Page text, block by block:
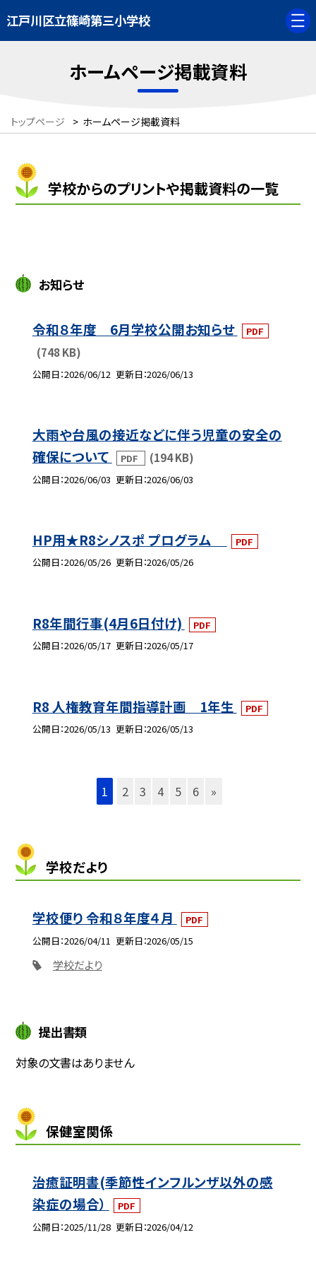
江戸川区立篠崎第三小学校
ホームページ掲載資料
トップページ > ホームページ掲載資料
学校からのプリントや掲載資料の一覧
お知らせ
令和８年度 6月学校公開お知らせ PDF
(748 KB)
公開日 2026/06/12 更新日 2026/06/13
大雨や台風の接近などに伴う児童の安全の
確保について
PDF (194 KB)
公開日 2026/06/03 更新日 2026/06/03
HP用★R8シノスポ プログラム
PDF
公開日 2026/05/26 更新日 2026/05/26
R8年間行事(4月6日付け)
PDF
公開日 2026/05/17 更新日 2026/05/17
R8 人権教育年間指導計画 1年生
PDF
公開日 2026/05/13 更新日 2026/05/13
1 2 3 4 5 6 »
学校だより
学校便り 令和８年度４月
PDF
公開日 2026/04/11 更新日 2026/05/15
学校だより
提出書類
対象の文書はありません
保健室関係
治癒証明書(季節性インフルンザ以外の感
染症の場合）
PDF
公開日 2025/11/28 更新日 2026/04/12